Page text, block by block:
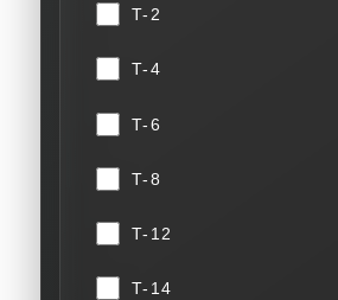
T-2
T-4
T-6
T-8
T-12
T-14